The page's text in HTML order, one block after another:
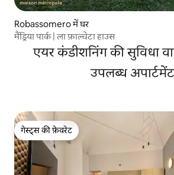
Robassomero में घर
मैंड्रिया पार्क | ला फ़ाल्चेटा हाउस
एयर कंडीशनिंग की सुविधा
उपलब्ध अपार्टमेंट
गेस्ट्स की फ़ेवरेट
गेस्ट्स की फ़ेवरेट